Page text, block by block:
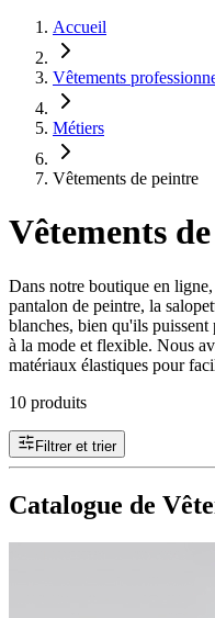
Accueil
Vêtements
Métiers
Vêtements de peintre
Vêtements
Dans notre boutique en
pantalon de peintre, la
blanches, bien qu'ils
à la mode et flexible. Nous
matériaux élastiques pour
10 produits
Filtrer et trier
Catalogue de